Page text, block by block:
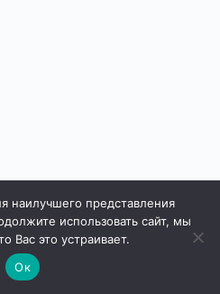
наилучшего представления
использовать сайт, мы
Вас это устраивает.
Ок